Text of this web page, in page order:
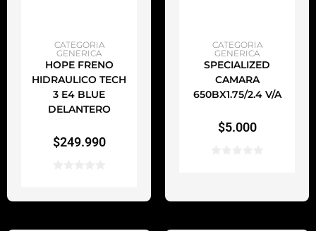
AÑADIR AL CARRITO
CATEGORIA
GENERICA
HOPE FRENO
HIDRAULICO TECH
3 E4 BLUE
DELANTERO
$249.990
AÑADIR AL CARRITO
CATEGORIA
GENERICA
SPECIALIZED
CAMARA
650BX1.75/2.4 V/A
$5.000